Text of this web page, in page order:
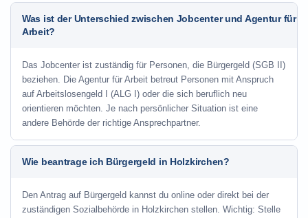
Was ist der Unterschied zwischen Jobcenter und Agentur für
Arbeit?
Das Jobcenter ist zuständig für Personen, die Bürgergeld (SGB II)
beziehen. Die Agentur für Arbeit betreut Personen mit Anspruch
auf Arbeitslosengeld I (ALG I) oder die sich beruflich neu
orientieren möchten. Je nach persönlicher Situation ist eine
andere Behörde der richtige Ansprechpartner.
Wie beantrage ich Bürgergeld in Holzkirchen?
Den Antrag auf Bürgergeld kannst du online oder direkt bei der
zuständigen Sozialbehörde in Holzkirchen stellen. Wichtig: Stelle